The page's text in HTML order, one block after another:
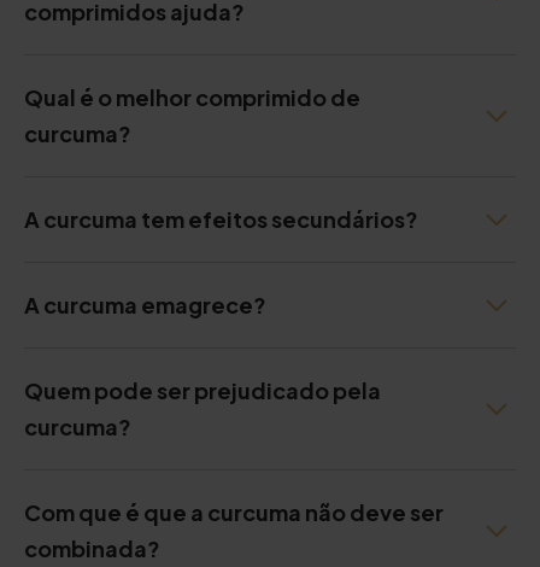
comprimidos ajuda?
Qual é o melhor comprimido de
curcuma?
A curcuma tem efeitos secundários?
A curcuma emagrece?
Quem pode ser prejudicado pela
curcuma?
Com que é que a curcuma não deve ser
combinada?